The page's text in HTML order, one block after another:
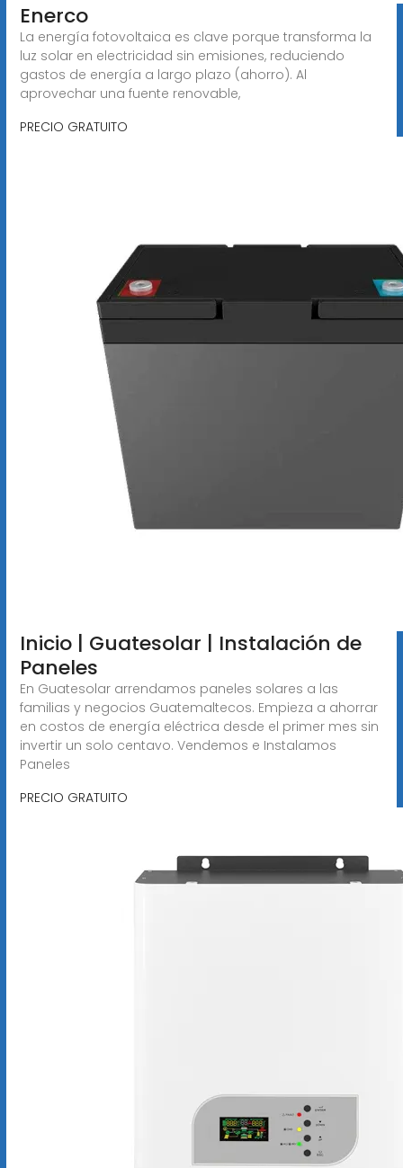
Enerco
La energía fotovoltaica es clave porque transforma la
luz solar en electricidad sin emisiones, reduciendo
gastos de energía a largo plazo (ahorro). Al
aprovechar una fuente renovable,
PRECIO GRATUITO
Inicio | Guatesolar | Instalación de
Paneles
En Guatesolar arrendamos paneles solares a las
familias y negocios Guatemaltecos. Empieza a ahorrar
en costos de energía eléctrica desde el primer mes sin
invertir un solo centavo. Vendemos e Instalamos
Paneles
PRECIO GRATUITO